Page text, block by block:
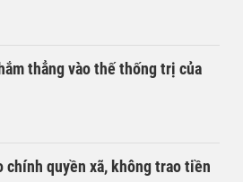
thẳng vào thế thống trị của
chính quyền xã, không trao tiền